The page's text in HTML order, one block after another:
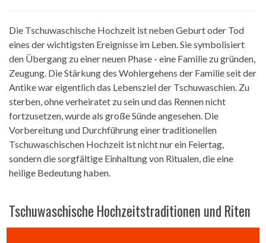
Die Tschuwaschische Hochzeit ist neben Geburt oder Tod
eines der wichtigsten Ereignisse im Leben. Sie symbolisiert
den Übergang zu einer neuen Phase - eine Familie zu gründen,
Zeugung. Die Stärkung des Wohlergehens der Familie seit der
Antike war eigentlich das Lebensziel der Tschuwaschien. Zu
sterben, ohne verheiratet zu sein und das Rennen nicht
fortzusetzen, wurde als große Sünde angesehen. Die
Vorbereitung und Durchführung einer traditionellen
Tschuwaschischen Hochzeit ist nicht nur ein Feiertag,
sondern die sorgfältige Einhaltung von Ritualen, die eine
heilige Bedeutung haben.
Tschuwaschische Hochzeitstraditionen und Riten